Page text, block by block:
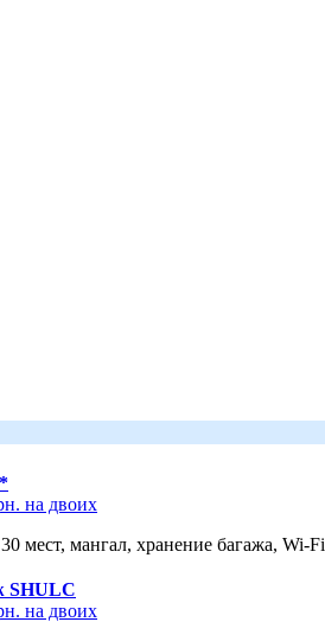
на двоих
мест, мангал, хранение багажа, Wi-
SHULC
на двоих